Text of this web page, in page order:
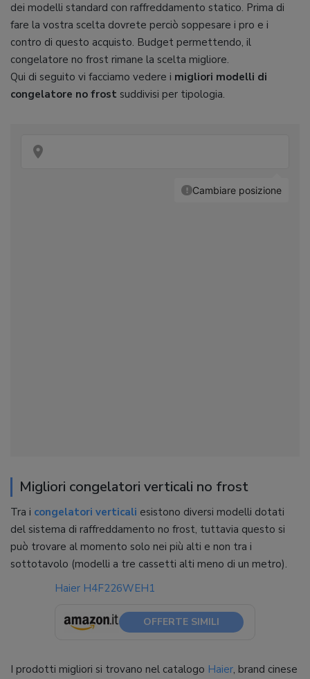
dei modelli standard con raffreddamento statico. Prima di
fare la vostra scelta dovrete perciò soppesare i pro e i
contro di questo acquisto. Budget permettendo, il
congelatore no frost rimane la scelta migliore.
Qui di seguito vi facciamo vedere i migliori modelli di
congelatore no frost suddivisi per tipologia.
Migliori congelatori verticali no frost
Tra i congelatori verticali esistono diversi modelli dotati
del sistema di raffreddamento no frost, tuttavia questo si
può trovare al momento solo nei più alti e non tra i
sottotavolo (modelli a tre cassetti alti meno di un metro).
Haier H4F226WEH1
OFFERTE SIMILI
I prodotti migliori si trovano nel catalogo Haier, brand cinese